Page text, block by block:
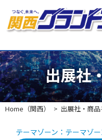
出展社
Home（関西） 出展社・商
テーマゾーン：テーマゾー